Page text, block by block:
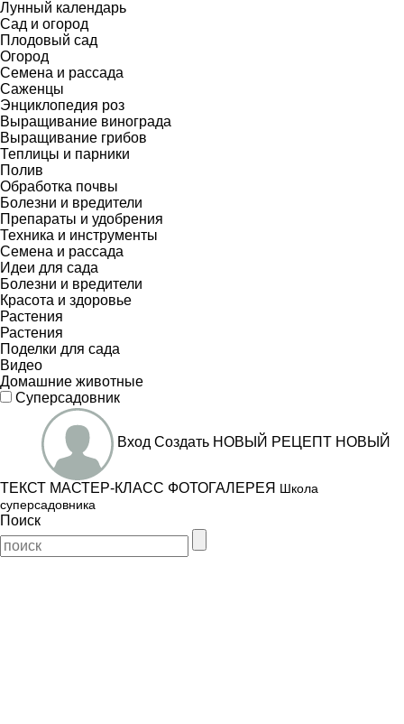
Лунный календарь
Сад и огород
Плодовый сад
Огород
Семена и рассада
Саженцы
Энциклопедия роз
Выращивание винограда
Выращивание грибов
Теплицы и парники
Полив
Обработка почвы
Болезни и вредители
Препараты и удобрения
Техника и инструменты
Семена и рассада
Идеи для сада
Болезни и вредители
Красота и здоровье
Растения
Растения
Поделки для сада
Видео
Домашние животные
Суперсадовник
Вход Создать НОВЫЙ РЕЦЕПТ НОВЫЙ
ТЕКСТ МАСТЕР-КЛАСС ФОТОГАЛЕРЕЯ Школа
суперсадовника
Поиск